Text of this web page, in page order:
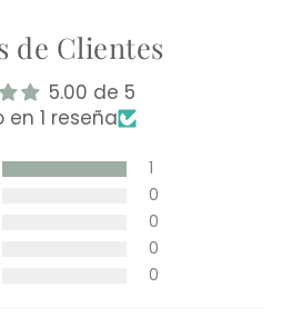
de Clientes
5.00 de 5
en 1 reseña
1
0
0
0
0